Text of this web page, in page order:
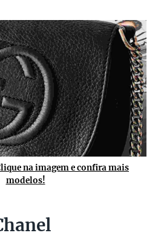
na imagem e confira mais
modelos!